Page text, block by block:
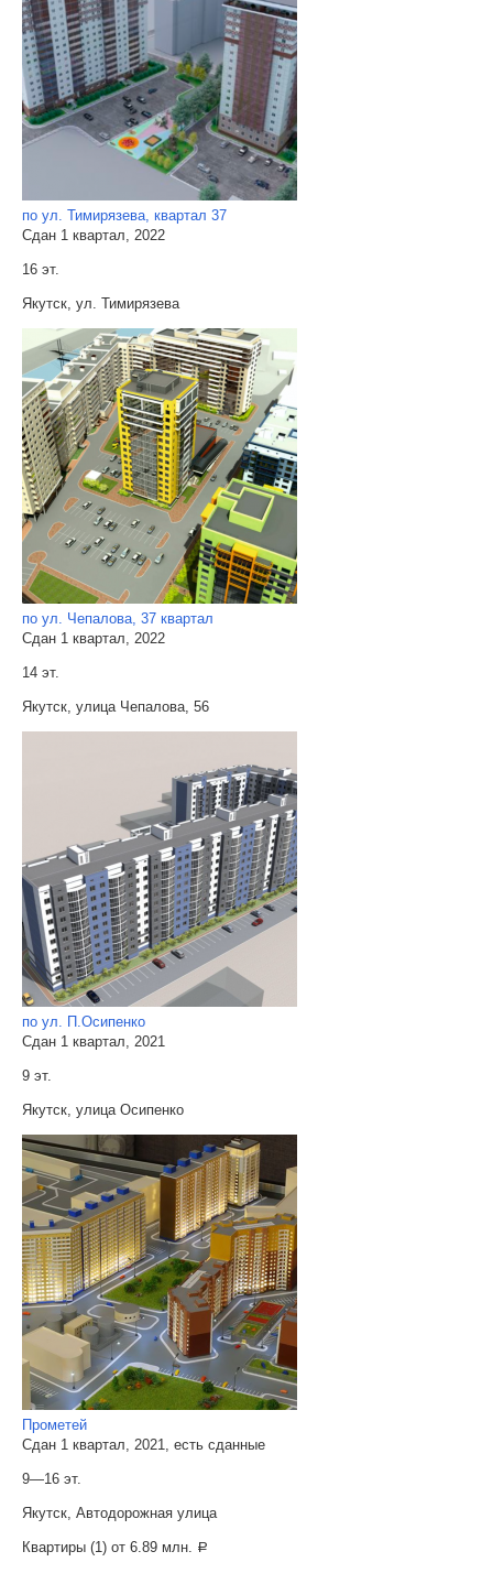
по ул. Тимирязева, квартал 37
Сдан 1 квартал, 2022
16 эт.
Якутск, ул. Тимирязева
по ул. Чепалова, 37 квартал
Сдан 1 квартал, 2022
14 эт.
Якутск, улица Чепалова, 56
по ул. П.Осипенко
Сдан 1 квартал, 2021
9 эт.
Якутск, улица Осипенко
Прометей
Сдан 1 квартал, 2021, есть сданные
9—16 эт.
Якутск, Автодорожная улица
Квартиры (1) от 6.89 млн. a